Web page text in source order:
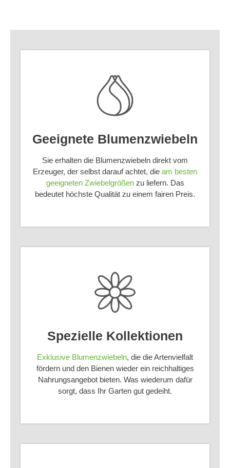
Geeignete Blumenzwiebeln
Sie erhalten die Blumenzwiebeln direkt vom
Erzeuger, der selbst darauf achtet, die am besten
geeigneten Zwiebelgrößenzu liefern. Das
bedeutet höchste Qualität zu einem fairen Preis.
Spezielle Kollektionen
Exklusive Blumenzwiebeln, die die Artenvielfalt
fördern und den Bienen wieder ein reichhaltiges
Nahrungsangebot bieten. Was wiederum dafür
sorgt, dass Ihr Garten gut gedeiht.